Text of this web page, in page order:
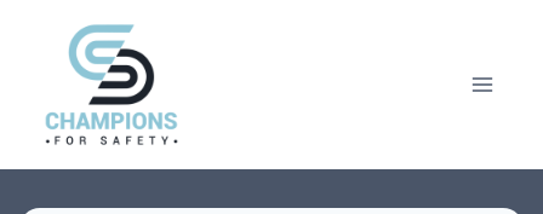
contenido